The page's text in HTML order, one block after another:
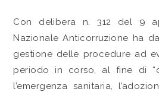
Con delibera n. 312 del 9
Nazionale Anticorruzione ha
gestione delle procedure ad
periodo in corso, al fine di
l’emergenza sanitaria,